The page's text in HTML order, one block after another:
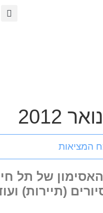
המציאות
של תל
מותג על 458, הנוף האנושי. סה"כ 3